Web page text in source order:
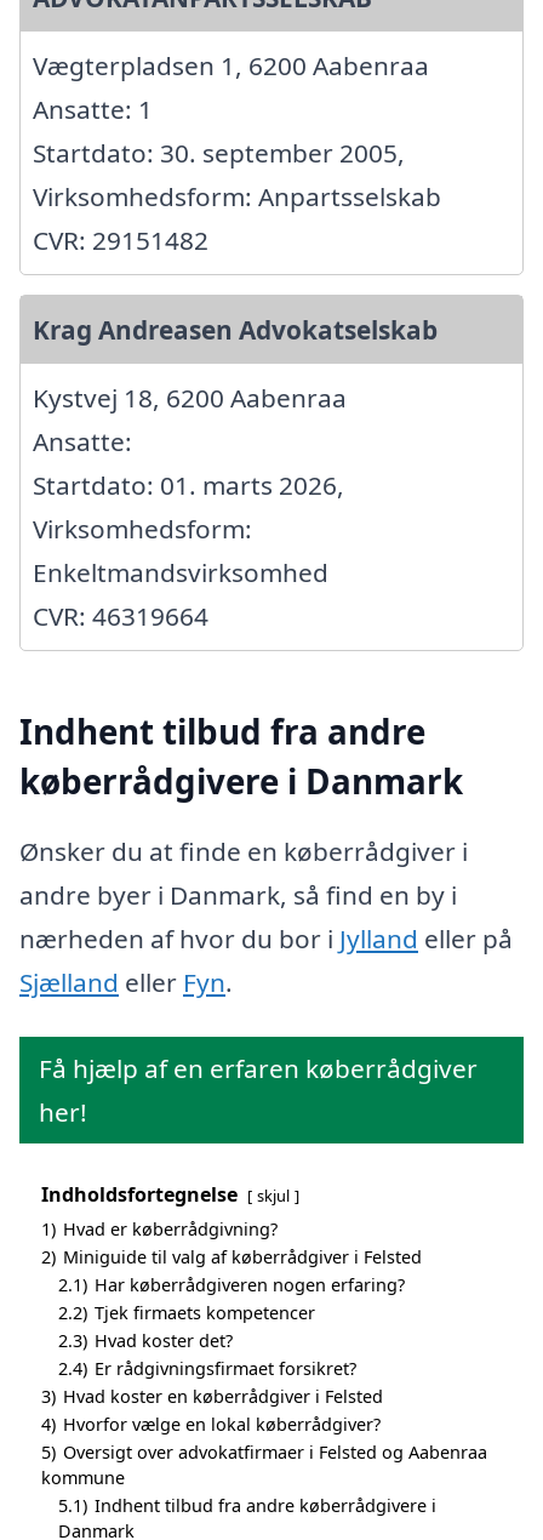
Vægterpladsen 1, 6200 Aabenraa
Ansatte: 1
Startdato: 30. september 2005,
Virksomhedsform: Anpartsselskab
CVR: 29151482
Krag Andreasen Advokatselskab
Kystvej 18, 6200 Aabenraa
Ansatte:
Startdato: 01. marts 2026,
Virksomhedsform:
Enkeltmandsvirksomhed
CVR: 46319664
Indhent tilbud fra andre
køberrådgivere i Danmark
Ønsker du at finde en køberrådgiver i
andre byer i Danmark, så find en by i
nærheden af hvor du bor i Jylland eller på
Sjælland eller Fyn.
Få hjælp af en erfaren køberrådgiver
her!
Indholdsfortegnelse skjul
1) Hvad er køberrådgivning?
2) Miniguide til valg af køberrådgiver i Felsted
2.1) Har køberrådgiveren nogen erfaring?
2.2) Tjek firmaets kompetencer
2.3) Hvad koster det?
2.4) Er rådgivningsfirmaet forsikret?
3) Hvad koster en køberrådgiver i Felsted
4) Hvorfor vælge en lokal køberrådgiver?
5) Oversigt over advokatfirmaer i Felsted og Aabenraa
kommune
5.1) Indhent tilbud fra andre køberrådgivere i
Danmark